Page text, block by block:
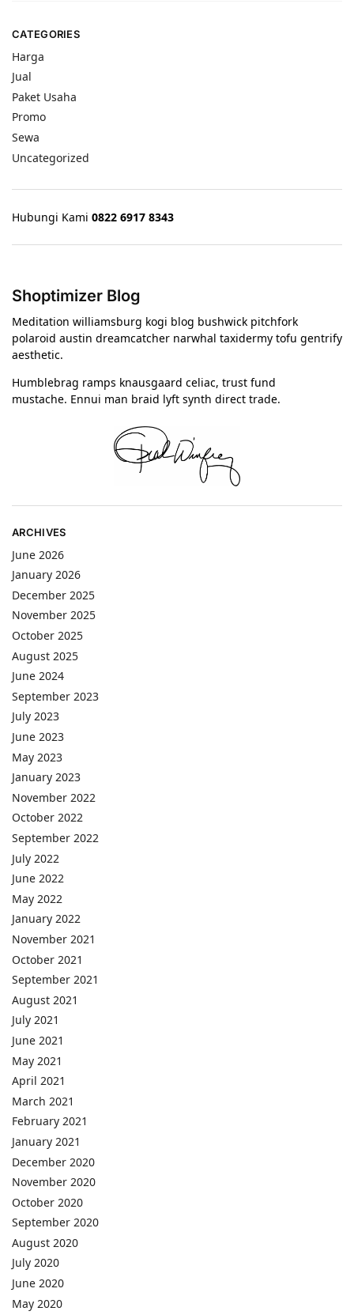
CATEGORIES
Harga
Jual
Paket Usaha
Promo
Sewa
Uncategorized
Hubungi Kami 0822 6917 8343
Shoptimizer Blog
Meditation williamsburg kogi blog bushwick pitchfork
polaroid austin dreamcatcher narwhal taxidermy tofu gentrify
aesthetic.
Humblebrag ramps knausgaard celiac, trust fund
mustache. Ennui man braid lyft synth direct trade.
ARCHIVES
June 2026
January 2026
December 2025
November 2025
October 2025
August 2025
June 2024
September 2023
July 2023
June 2023
May 2023
January 2023
November 2022
October 2022
September 2022
July 2022
June 2022
May 2022
January 2022
November 2021
October 2021
September 2021
August 2021
July 2021
June 2021
May 2021
April 2021
March 2021
February 2021
January 2021
December 2020
November 2020
October 2020
September 2020
August 2020
July 2020
June 2020
May 2020